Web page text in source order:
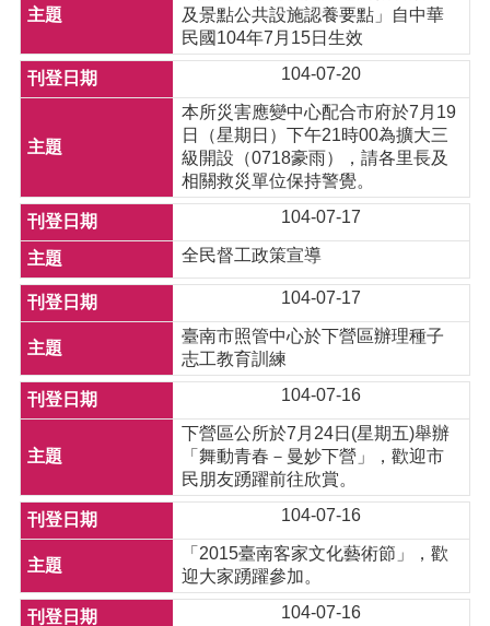
及景點公共設施認養要點」自中華
民國104年7月15日生效
104-07-20
本所災害應變中心配合市府於7月19
日（星期日）下午21時00為擴大三
級開設（0718豪雨），請各里長及
相關救災單位保持警覺。
104-07-17
全民督工政策宣導
104-07-17
臺南市照管中心於下營區辦理種子
志工教育訓練
104-07-16
下營區公所於7月24日(星期五)舉辦
「舞動青春－曼妙下營」，歡迎市
民朋友踴躍前往欣賞。
104-07-16
「2015臺南客家文化藝術節」，歡
迎大家踴躍參加。
104-07-16